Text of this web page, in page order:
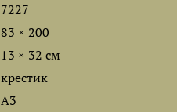
7227
83 × 200
13 × 32 см
крестик
A3